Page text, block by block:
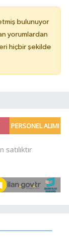
bulunuyor
yorumlardan
hiçbir şekilde